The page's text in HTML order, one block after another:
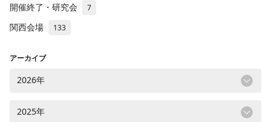
開催終了・研究会 7
関西会場 133
アーカイブ
2026年
2025年